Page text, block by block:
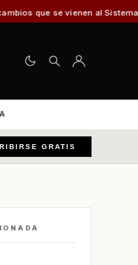
al Sistema de Admisión
GRATIS